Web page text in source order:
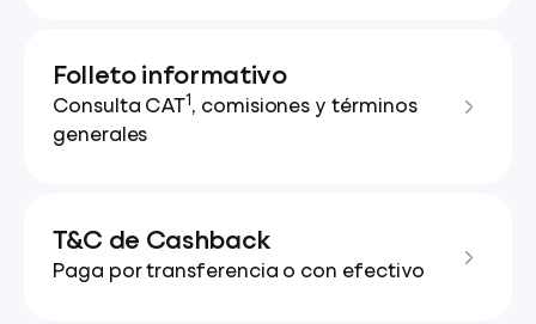
Folleto informativo
Consulta CAT 1 , comisiones y términos
generales
T&C de Cashback
Paga por transferencia o con efectivo